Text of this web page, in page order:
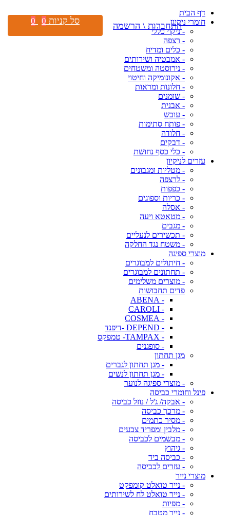
דף הבית
חומרי ניקיון
- ניקוי כללי
- רצפה
- כלים ומדיח
- אמבטיה ושירותים
- נירוסטה ומשטחים
- אקונומיקה וחיטוי
- חלונות ומראות
- שומנים
- אבנית
- עובש
- פותח סתימות
- חלודה
- דבקים
- כלי כסף נחושת
עזרים לניקיון
- מטליות ומגבונים
- לרצפה
- כפפות
- כריות וספוגים
- אסלה
- מטאטא ויעה
- מגבים
- תכשירים לנעליים
- משטח נגד החלקה
מוצרי ספיגה
- חיתולים למבוגרים
- תחתונים למבוגרים
- מוצרים משלימים
פדים תחבושות
- ABENA
- CAROLI
- COSMEA
- DEPEND -דיפנד
- TAMPAX- טמפקס
- סופגנים
מגן תחתון
- מגן תחתון לגברים
- מגן תחתון לנשים
- מוצרי ספיגה לנוער
פינל וחומרי כביסה
- אבקה/ ג'ל / נוזל כביסה
- מרכך כביסה
- מסיר כתמים
- מלבין ומפריד צבעים
- מבשמים לכביסה
- גיהוץ
- כביסה ביד
- עזרים לכביסה
מוצרי נייר
- נייר טואלט קומפקט
- נייר טואלט לח לשירותים
- מפיות
- נייר מטבח
התחברות \ הרשמה סל קניות 0
0